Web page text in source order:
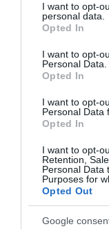
not limited to your
grant or deny
use your data for
consent section.
I want to opt-
personal data.
Opted In
I want to opt-
Personal Data.
Opted In
I want to opt-
Personal Data
Opted In
I want to opt-
Retention,
Personal Data
Purposes for
Opted Out
Google